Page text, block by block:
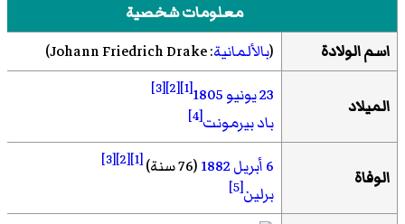
معلومات شخصية
اسم الولادة
(بالألمانية:
Johann Friedrich Drake
)‏
الميلاد 23 يونيو 1805
[1]
[2]
[3]
باد بيرمونت[4]
الوفاة 6 أبريل 1882(76 سنة) [1]
[2]
[3]
برلين[5]